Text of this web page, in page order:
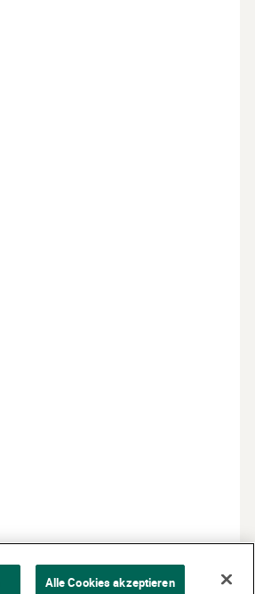
Alle Cookies akzeptieren